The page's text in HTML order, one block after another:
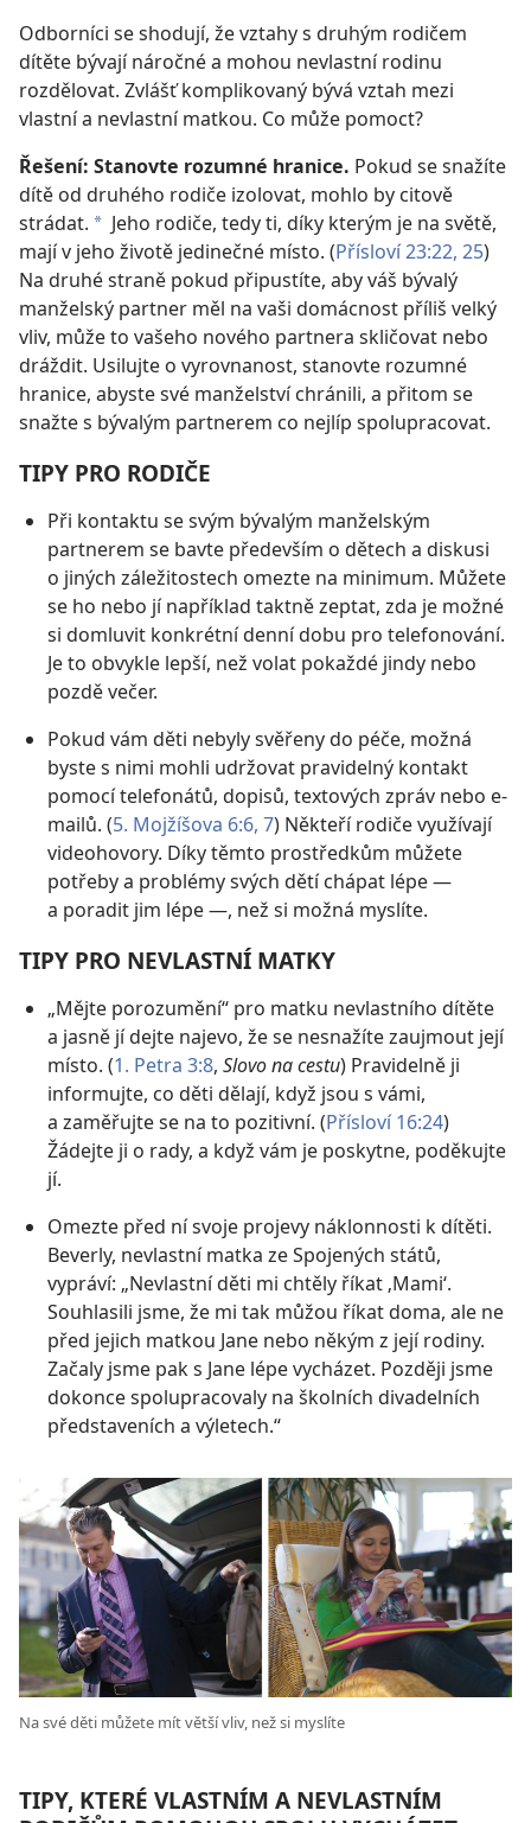
Odborníci se shodují, že vztahy s druhým rodičem
dítěte bývají náročné a mohou nevlastní rodinu
rozdělovat. Zvlášť komplikovaný bývá vztah mezi
vlastní a nevlastní matkou. Co může pomoct?
Řešení: Stanovte rozumné hranice. Pokud se snažíte
dítě od druhého rodiče izolovat, mohlo by citově
strádat. * Jeho rodiče, tedy ti, díky kterým je na světě,
mají v jeho životě jedinečné místo. (Přísloví 23:22, 25)
Na druhé straně pokud připustíte, aby váš bývalý
manželský partner měl na vaši domácnost příliš velký
vliv, může to vašeho nového partnera skličovat nebo
dráždit. Usilujte o vyrovnanost, stanovte rozumné
hranice, abyste své manželství chránili, a přitom se
snažte s bývalým partnerem co nejlíp spolupracovat.
TIPY PRO RODIČE
Při kontaktu se svým bývalým manželským
partnerem se bavte především o dětech a diskusi
o jiných záležitostech omezte na minimum. Můžete
se ho nebo jí například taktně zeptat, zda je možné
si domluvit konkrétní denní dobu pro telefonování.
Je to obvykle lepší, než volat pokaždé jindy nebo
pozdě večer.
Pokud vám děti nebyly svěřeny do péče, možná
byste s nimi mohli udržovat pravidelný kontakt
pomocí telefonátů, dopisů, textových zpráv nebo e-
mailů. (5. Mojžíšova 6:6, 7) Někteří rodiče využívají
videohovory. Díky těmto prostředkům můžete
potřeby a problémy svých dětí chápat lépe —
a poradit jim lépe —, než si možná myslíte.
TIPY PRO NEVLASTNÍ MATKY
„Mějte porozumění“ pro matku nevlastního dítěte
a jasně jí dejte najevo, že se nesnažíte zaujmout její
místo. (1. Petra 3:8, Slovo na cestu) Pravidelně ji
informujte, co děti dělají, když jsou s vámi,
a zaměřujte se na to pozitivní. (Přísloví 16:24)
Žádejte ji o rady, a když vám je poskytne, poděkujte
jí.
Omezte před ní svoje projevy náklonnosti k dítěti.
Beverly, nevlastní matka ze Spojených států,
vypráví: „Nevlastní děti mi chtěly říkat ‚Mami‘.
Souhlasili jsme, že mi tak můžou říkat doma, ale ne
před jejich matkou Jane nebo někým z její rodiny.
Začaly jsme pak s Jane lépe vycházet. Později jsme
dokonce spolupracovaly na školních divadelních
představeních a výletech.“
Na své děti můžete mít větší vliv, než si myslíte
TIPY, KTERÉ VLASTNÍM A NEVLASTNÍM